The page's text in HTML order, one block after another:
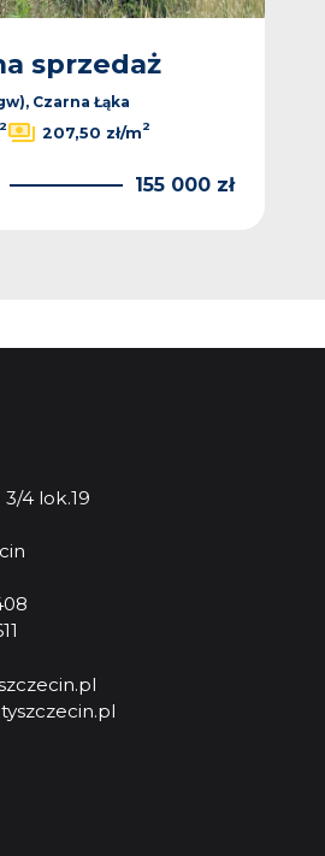
sprzedaż
Czarna Łąka
2 207,50 zł/m2
155 000 zł
4 lok.19